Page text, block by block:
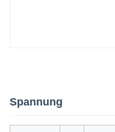
Spannung